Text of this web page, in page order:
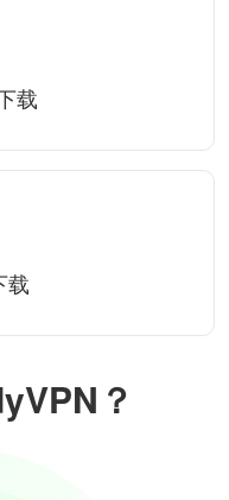
？
载
载